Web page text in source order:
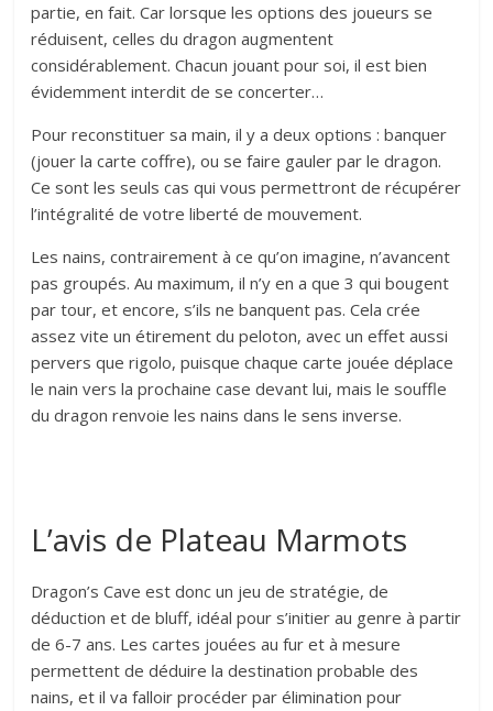
partie, en fait. Car lorsque les options des joueurs se
réduisent, celles du dragon augmentent
considérablement. Chacun jouant pour soi, il est bien
évidemment interdit de se concerter…
Pour reconstituer sa main, il y a deux options : banquer
(jouer la carte coffre), ou se faire gauler par le dragon.
Ce sont les seuls cas qui vous permettront de récupérer
l’intégralité de votre liberté de mouvement.
Les nains, contrairement à ce qu’on imagine, n’avancent
pas groupés. Au maximum, il n’y en a que 3 qui bougent
par tour, et encore, s’ils ne banquent pas. Cela crée
assez vite un étirement du peloton, avec un effet aussi
pervers que rigolo, puisque chaque carte jouée déplace
le nain vers la prochaine case devant lui, mais le souffle
du dragon renvoie les nains dans le sens inverse.
L’avis de Plateau Marmots
Dragon’s Cave est donc un jeu de stratégie, de
déduction et de bluff, idéal pour s’initier au genre à partir
de 6-7 ans. Les cartes jouées au fur et à mesure
permettent de déduire la destination probable des
nains, et il va falloir procéder par élimination pour